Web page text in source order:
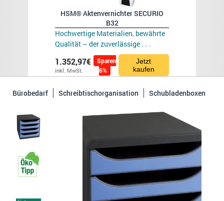
HSM® Aktenvernichter SECURIO
B32
Hochwertige Materialien, bewährte
Qualität – der zuverlässige . . .
1.352,97€
inkl. MwSt.
Sparen
6%
Jetzt
kaufen
Bürobedarf Schreibtischorganisation Schubladenboxen